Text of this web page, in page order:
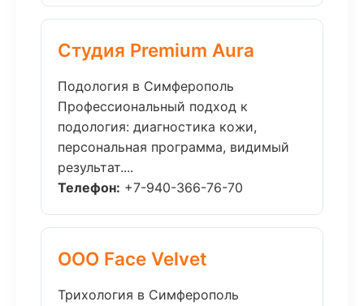
Студия Premium Aura
Подология в Симферополь
Профессиональный подход к
подология: диагностика кожи,
персональная программа, видимый
результат....
Телефон: +7-940-366-76-70
ООО Face Velvet
Трихология в Симферополь